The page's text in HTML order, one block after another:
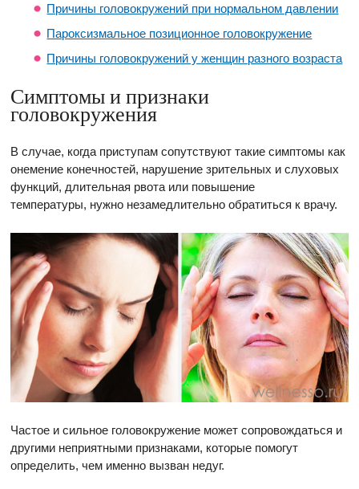
Причины головокружений при нормальном давлении
Пароксизмальное позиционное головокружение
Причины головокружений у женщин разного возраста
Симптомы и признаки
головокружения
В случае, когда приступам сопутствуют такие симптомы как
онемение конечностей, нарушение зрительных и слуховых
функций, длительная рвота или повышение
температуры, нужно незамедлительно обратиться к врачу.
Частое и сильное головокружение может сопровождаться и
другими неприятными признаками, которые помогут
определить, чем именно вызван недуг.